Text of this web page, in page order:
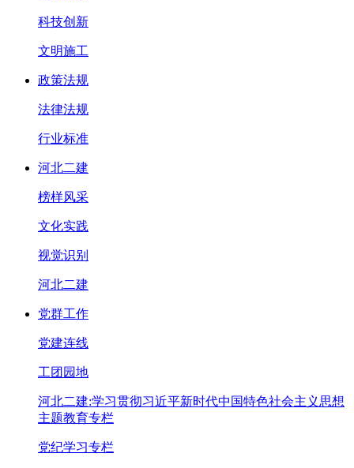
科技创新
文明施工
政策法规
法律法规
行业标准
河北二建
榜样风采
文化实践
视觉识别
河北二建
党群工作
党建连线
工团园地
河北二建:学习贯彻习近平新时代中国特色社会主义思想
主题教育专栏
党纪学习专栏